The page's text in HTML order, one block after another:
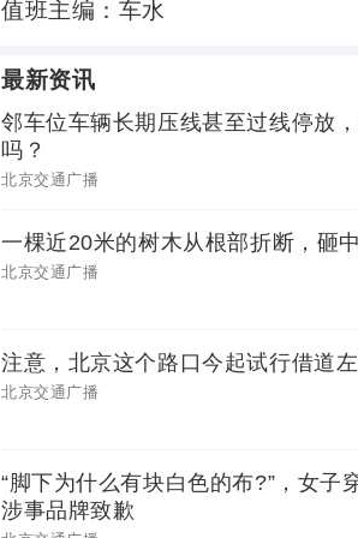
值班主编：车水
最新资讯
邻车位车辆长期压线甚至过线停放
吗？
北京交通广播
一棵近20米的树木从根部折断，砸
北京交通广播
注意，北京这个路口今起试行借道
北京交通广播
“脚下为什么有块白色的布?”，女
涉事品牌致歉